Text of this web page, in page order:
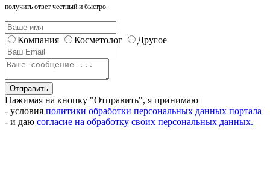
получить ответ честный и быстро.
Компания Косметолог Другое
Отправить
Нажимая на кнопку "Отправить", я принимаю
- условия политики обработки персональных данных портала
- и даю согласие на обработку своих персональных данных.